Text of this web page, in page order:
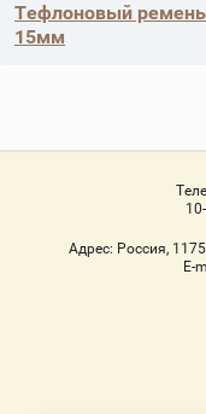
Тефлоновый
15мм
Адрес: Россия,
Е-